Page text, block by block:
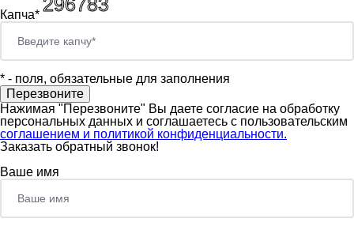
Капча*
* - поля, обязательные для заполнения
Нажимая "Перезвоните" Вы даете согласие на обработку
персональных данных и соглашаетесь c пользовательским
соглашением и политикой конфиденциальности.
Заказать обратный звонок!
Ваше имя